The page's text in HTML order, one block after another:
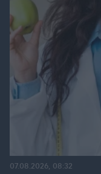
07.08.2026, 08:32